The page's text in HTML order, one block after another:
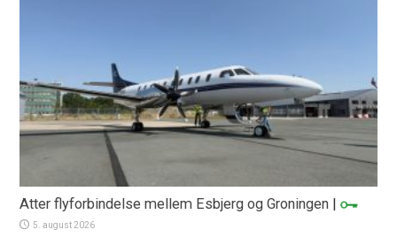
Atter flyforbindelse mellem Esbjerg og Groningen |
5. august 2026